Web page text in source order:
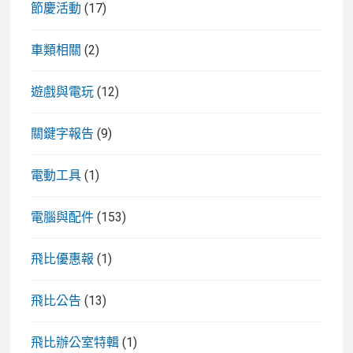
節慶活動 (17)
車類相關 (2)
遊戲與電玩 (12)
關鍵字報告 (9)
電動工具 (1)
電腦與配件 (153)
飛比優惠報 (1)
飛比公告 (13)
飛比辦公室特輯 (1)